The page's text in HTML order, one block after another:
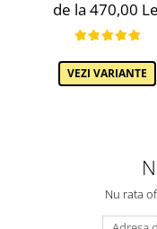
de la 470,00
VEZI VARIANTE
Nu rata